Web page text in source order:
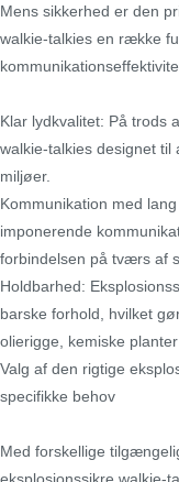
Mens sikkerhed er den
walkie-talkies en række
Klar lydkvalitet: På trods
walkie-talkies designet
miljøer.
Kommunikation med
imponerende
forbindelsen på tværs af
Holdbarhed:
barske forhold, hvilket
olierigge, kemiske
Valg af den rigtige
specifikke behov
Med forskellige
eksplosionssikre walkie-